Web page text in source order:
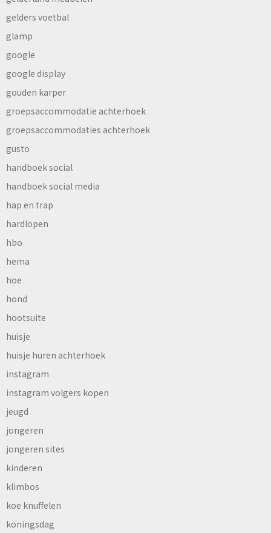
gelders voetbal
glamp
google
google display
gouden karper
groepsaccommodatie achterhoek
groepsaccommodaties achterhoek
gusto
handboek social
handboek social media
hap en trap
hardlopen
hbo
hema
hoe
hond
hootsuite
huisje
huisje huren achterhoek
instagram
instagram volgers kopen
jeugd
jongeren
jongeren sites
kinderen
klimbos
koe knuffelen
koningsdag